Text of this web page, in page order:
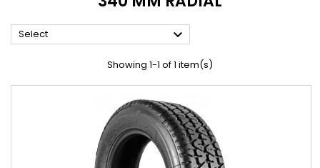
Select 
Showing 1-1 of 1 item(s)